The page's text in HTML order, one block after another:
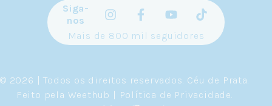
Siga-
nos
Mais de 800 mil seguidores
© 2026 | Todos os direitos reservados. Céu de Prata
Feito pela Weethub | Política de Privacidade